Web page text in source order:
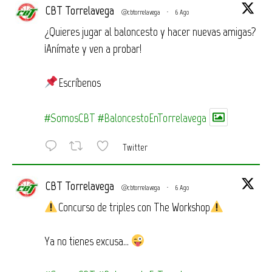
CBT Torrelavega @cbtorrelavega · 6 Ago
¿Quieres jugar al baloncesto y hacer nuevas amigas?
¡Anímate y ven a probar!
Escríbenos
#SomosCBT #BaloncestoEnTorrelavega
Twitter
CBT Torrelavega @cbtorrelavega · 6 Ago
Concurso de triples con The Workshop
Ya no tienes excusa…